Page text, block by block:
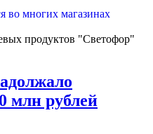
продуктов "Светофор"
млн рублей